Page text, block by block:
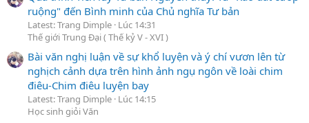
ruộng" đến Bình minh của Chủ nghĩa Tư bản
Latest: Trang Dimple Lúc 14:31
Thế giới Trung Đại ( Thế kỷ V - XVI )
Bài văn nghị luận về sự khổ luyện và ý chí vươn lên từ
nghịch cảnh dựa trên hình ảnh ngụ ngôn về loài chim
điêu-Chim điêu luyện bay
Latest: Trang Dimple Lúc 14:15
Học sinh giỏi Văn